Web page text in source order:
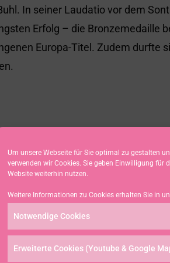
Um unsere Webseite für Sie optimal zu gestalten
verwenden wir Cookies. Sie geben Einwilligung für
Website weiterhin nutzen.
Weitere Informationen zu Cookies erhalten Sie in
Notwendige Cookies
Erweiterte Cookies (Youtube & Google
In seiner Laudatio vor dem
Erfolg – die Bronzemedaille
Europa-Titel. Zudem durfte